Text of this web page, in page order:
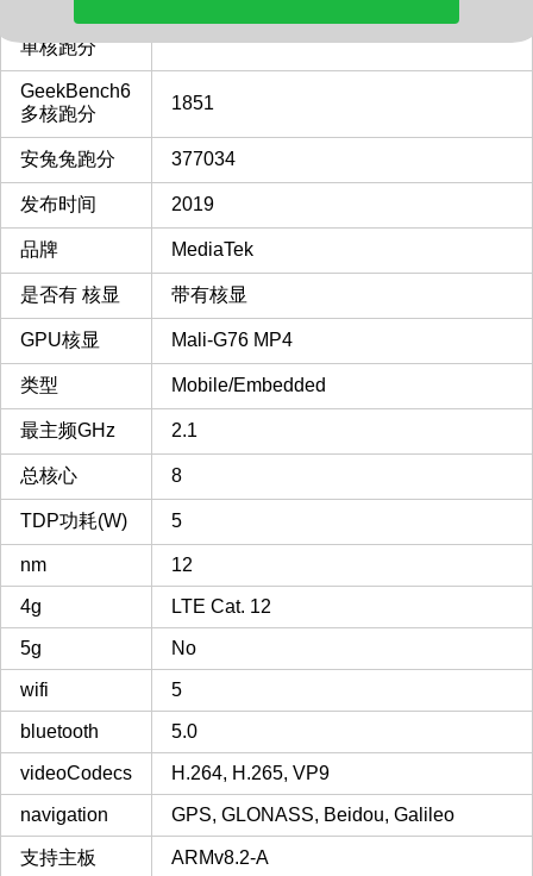
GeekBench6
单核跑分
GeekBench6
多核跑分
1851
安兔兔跑分 377034
发布时间 2019
品牌 MediaTek
是否有 核显 带有核显
GPU核显 Mali-G76 MP4
类型 Mobile/Embedded
最主频GHz 2.1
总核心 8
TDP功耗(W) 5
nm 12
4g LTE Cat. 12
5g No
wifi 5
bluetooth 5.0
videoCodecs H.264, H.265, VP9
navigation GPS, GLONASS, Beidou, Galileo
支持主板 ARMv8.2-A